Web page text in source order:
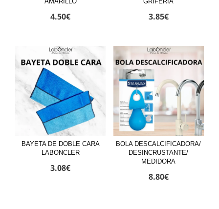
4.50€ 3.85€
BAYETA DE DOBLE CARA
LABONCLER
3.08€
BOLA DESCALCIFICADORA/
DESINCRUSTANTE/
MEDIDORA
8.80€